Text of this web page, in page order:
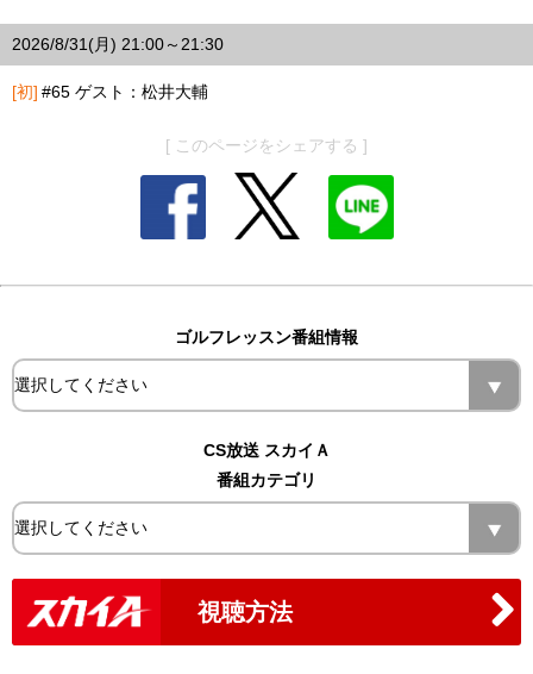
2026/8/31(月) 21:00～21:30
[初] #65 ゲスト：松井大輔
[ このページをシェアする ]
ゴルフレッスン番組情報
CS放送 スカイＡ
番組カテゴリ
視聴方法